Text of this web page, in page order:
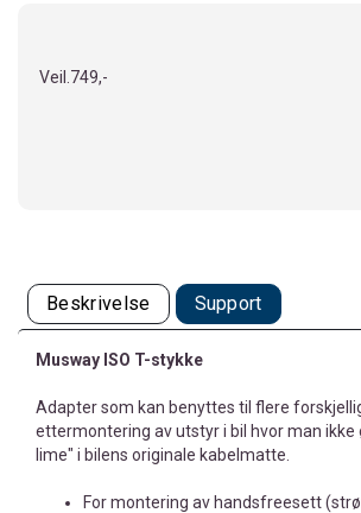
Veil. 749,-
Beskrivelse Support
Musway ISO T-stykke
Adapter som kan benyttes til flere
ettermontering av utstyr i bil hvor man ikke
lime" i bilens originale kabelmatte.
For montering av handsfreesett